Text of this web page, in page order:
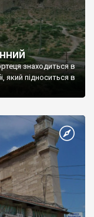
знаходиться в
який підноситься в